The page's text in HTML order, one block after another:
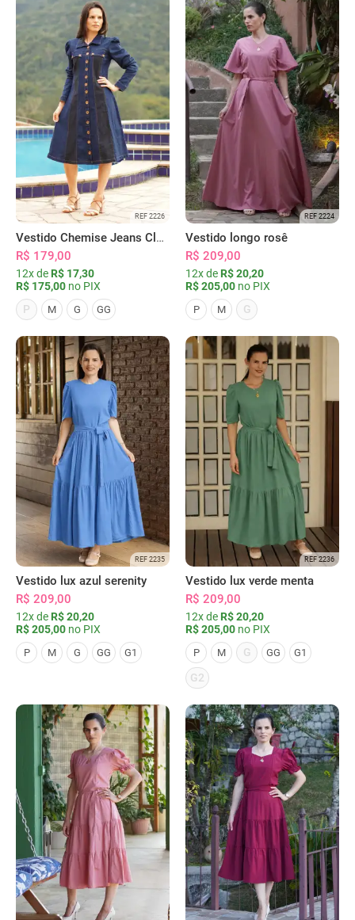
REF 2226
Vestido Chemise Jeans Clássica Serena
R$ 179,00
12x de R$ 17,30
R$ 175,00 no PIX
P
M G GG
REF 2224
Vestido longo rosê
R$ 209,00
12x de R$ 20,20
R$ 205,00 no PIX
P M G
REF 2235
Vestido lux azul serenity
R$ 209,00
12x de R$ 20,20
R$ 205,00 no PIX
P M G GG G1
REF 2236
Vestido lux verde menta
R$ 209,00
12x de R$ 20,20
R$ 205,00 no PIX
P M G GG G1
G2